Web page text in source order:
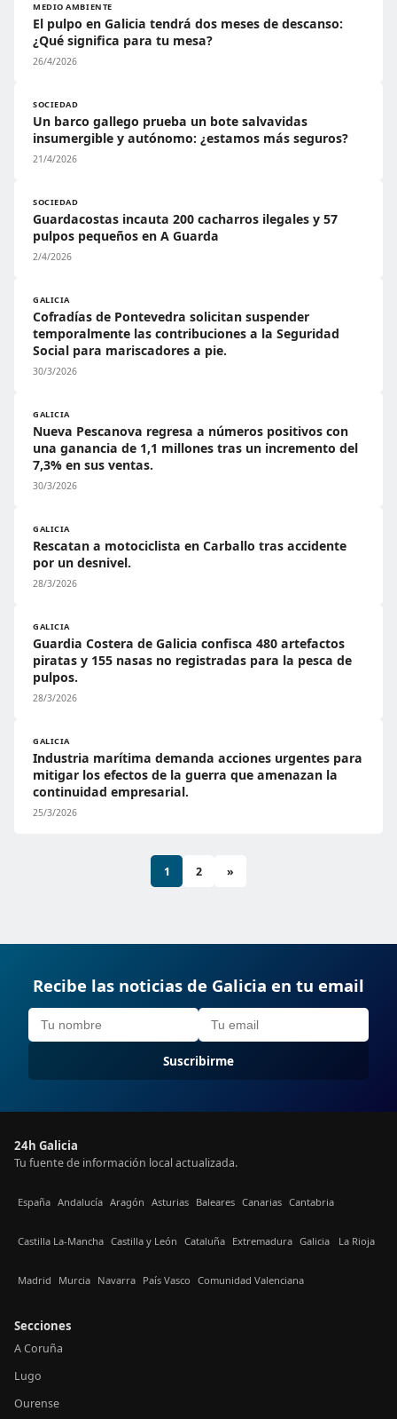
MEDIO AMBIENTE
El pulpo en Galicia tendrá dos meses de descanso:
¿Qué significa para tu mesa?
26/4/2026
SOCIEDAD
Un barco gallego prueba un bote salvavidas
insumergible y autónomo: ¿estamos más seguros?
21/4/2026
SOCIEDAD
Guardacostas incauta 200 cacharros ilegales y 57
pulpos pequeños en A Guarda
2/4/2026
GALICIA
Cofradías de Pontevedra solicitan suspender
temporalmente las contribuciones a la Seguridad
Social para mariscadores a pie.
30/3/2026
GALICIA
Nueva Pescanova regresa a números positivos con
una ganancia de 1,1 millones tras un incremento del
7,3% en sus ventas.
30/3/2026
GALICIA
Rescatan a motociclista en Carballo tras accidente
por un desnivel.
28/3/2026
GALICIA
Guardia Costera de Galicia confisca 480 artefactos
piratas y 155 nasas no registradas para la pesca de
pulpos.
28/3/2026
GALICIA
Industria marítima demanda acciones urgentes para
mitigar los efectos de la guerra que amenazan la
continuidad empresarial.
25/3/2026
1 2 »
Recibe las noticias de Galicia en tu email
Suscribirme
24h Galicia
Tu fuente de información local actualizada.
España Andalucía Aragón Asturias Baleares Canarias Cantabria
Castilla La-Mancha Castilla y León Cataluña Extremadura Galicia La Rioja
Madrid Murcia Navarra País Vasco Comunidad Valenciana
Secciones
A Coruña
Lugo
Ourense